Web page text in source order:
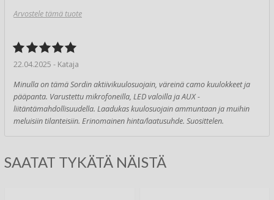
Arvostele tämä tuote
22.04.2025 - Kataja
Minulla on tämä Sordin aktiivikuulosuojain, väreinä camo kuulokkeet ja
pääpanta. Varustettu mikrofoneilla, LED valoilla ja AUX -
liitäntämahdollisuudella. Laadukas kuulosuojain ammuntaan ja muihin
meluisiin tilanteisiin. Erinomainen hinta/laatusuhde. Suosittelen.
SAATAT TYKÄTÄ NÄISTÄ